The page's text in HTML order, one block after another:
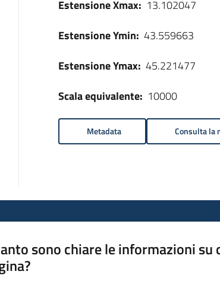
Estensione Xmax: 13.102047
Estensione Ymin: 43.559663
Estensione Ymax: 45.221477
Scala equivalente: 10000
Metadata Consulta la
sono chiare le informazioni su